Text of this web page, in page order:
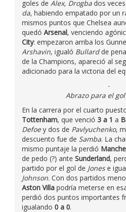
goles de Alex, Drogba dos
da, habiendo empatado por un
mismos puntos que Chelsea
quedó Arsenal, venciendo
City: empezaron arriba los
Arshavin, igualó Bullard de
de la Champions, apareció al
adicionado para la victoria del
Abrazo para el
En la carrera por el cuarto
Tottenham, que venció 3 a 1 a
Defoey dos de Pavlyuchenko,
descuento fue de Samba. La
mismo puntaje la perdió
de pedo (?) ante Sunderland,
partido por el gol de Jonese
Johnson. Con dos partidos
Aston Villa podría meterse en
perdió dos puntos importantes
igualando 0 a 0.